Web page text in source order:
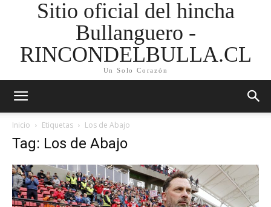
Sitio oficial del hincha
Bullanguero -
RINCONDELBULLA.CL
Un Solo Corazón
Inicio Etiquetas Los de Abajo
Tag: Los de Abajo